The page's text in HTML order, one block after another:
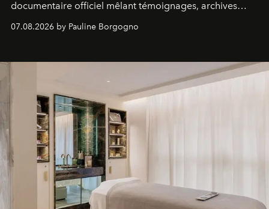
documentaire officiel mêlant témoignages, archives
inédites et plongée dans les coulisses d'un phénomène
générationnel.
07.08.2026 by Pauline Borgogno